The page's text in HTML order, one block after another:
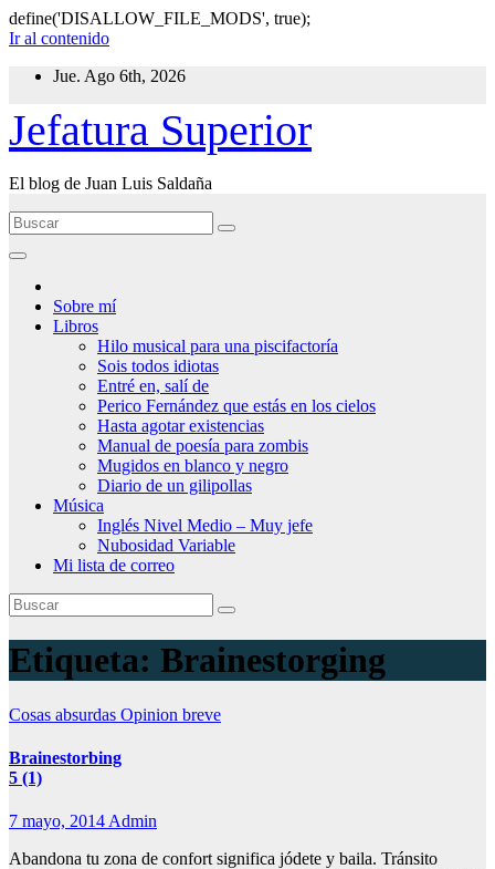
define('DISALLOW_FILE_MODS', true);
Ir al contenido
Jue. Ago 6th, 2026
Jefatura Superior
El blog de Juan Luis Saldaña
Sobre mí
Libros
Hilo musical para una piscifactoría
Sois todos idiotas
Entré en, salí de
Perico Fernández que estás en los cielos
Hasta agotar existencias
Manual de poesía para zombis
Mugidos en blanco y negro
Diario de un gilipollas
Música
Inglés Nivel Medio – Muy jefe
Nubosidad Variable
Mi lista de correo
Etiqueta: Brainestorging
Cosas absurdas Opinion breve
Brainestorbing
5 (1)
7 mayo, 2014Admin
Abandona tu zona de confort significa jódete y baila. Tránsito